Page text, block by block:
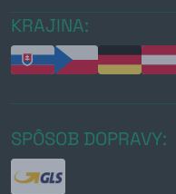
KRAJINA:
SPÔSOB DOPRAVY: